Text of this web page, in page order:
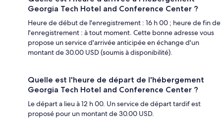
Georgia Tech Hotel and Conference Center ?
Heure de début de l'enregistrement : 16 h 00 ; heure de fin de
l'enregistrement : à tout moment. Cette bonne adresse vous
propose un service d'arrivée anticipée en échange d'un
montant de 30.00 USD (soumis à disponibilité).
Quelle est l'heure de départ de l'hébergement
Georgia Tech Hotel and Conference Center ?
Le départ a lieu à 12 h 00. Un service de départ tardif est
proposé pour un montant de 30.00 USD.